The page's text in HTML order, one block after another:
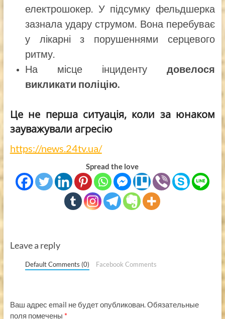
електрошокер. У підсумку фельдшерка
зазнала удару струмом. Вона перебуває
у лікарні з порушеннями серцевого
ритму.
На місце інцидентудовелося
викликати поліцію.
Це не перша ситуація, коли за юнаком
зауважували агресію
https://news.24tv.ua/
Spread the love
Leave a reply
Default Comments (0) Facebook Comments
Ваш адрес email не будет опубликован.Обязательные
поля помечены *